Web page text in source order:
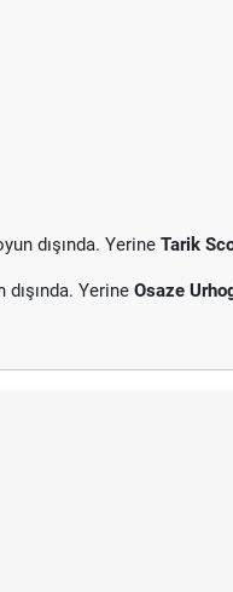
dışında. Yerine Tarik
dışında. Yerine Osaze